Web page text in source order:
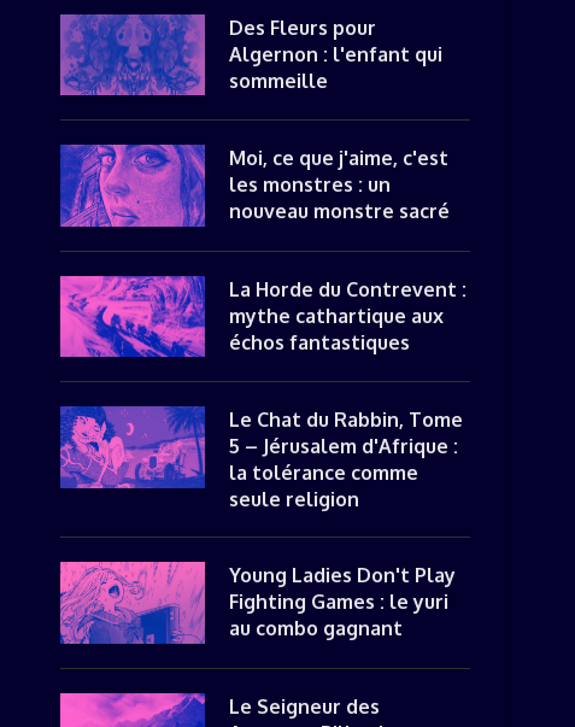
Des Fleurs pour
Algernon : l'enfant qui
sommeille
Moi, ce que j'aime, c'est
les monstres : un
nouveau monstre sacré
La Horde du Contrevent :
mythe cathartique aux
échos fantastiques
Le Chat du Rabbin, Tome
5 – Jérusalem d'Afrique :
la tolérance comme
seule religion
Young Ladies Don't Play
Fighting Games : le yuri
au combo gagnant
Le Seigneur des